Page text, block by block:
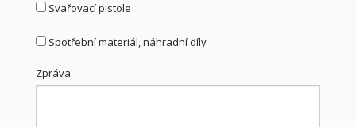
Svařovací pistole
Spotřební materiál, náhradní díly
Zpráva: